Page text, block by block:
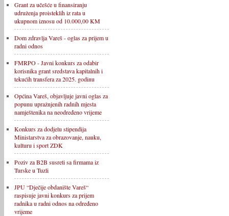
Grant za učešće u finansiranju
udruženja proisteklih iz rata u
ukupnom iznosu od 10.000,00 KM
Dom zdravlja Vareš - oglas za prijem u
radni odnos
FMRPO - Javni konkurs za odabir
korisnika grant sredstava kapitalnih i
tekućih transfera za 2025. godinu
Općina Vareš, objavljuje javni oglas za
popunu upražnjenih radnih mjesta
namještenika na neodređeno vrijeme
Konkurs za dodjelu stipendija
Ministarstva za obrazovanje, nauku,
kulturu i sport ZDK
Poziv za B2B susreti sa firmama iz
Turske u Tuzli
JPU “Dječije obdanište Vareš“
raspisuje javni konkurs za prijem
radnika u radni odnos na određeno
vrijeme